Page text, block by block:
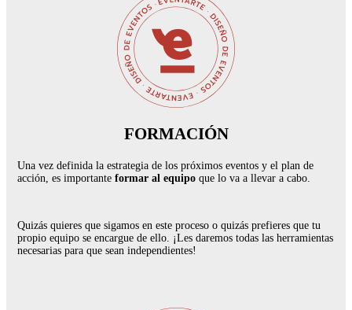
FORMACIÓN
Una vez definida la estrategia de los próximos eventos y el plan de
acción, es importante formar al equipo que lo va a llevar a cabo.
Quizás quieres que sigamos en este proceso o quizás prefieres que tu
propio equipo se encargue de ello. ¡Les daremos todas las herramientas
necesarias para que sean independientes!